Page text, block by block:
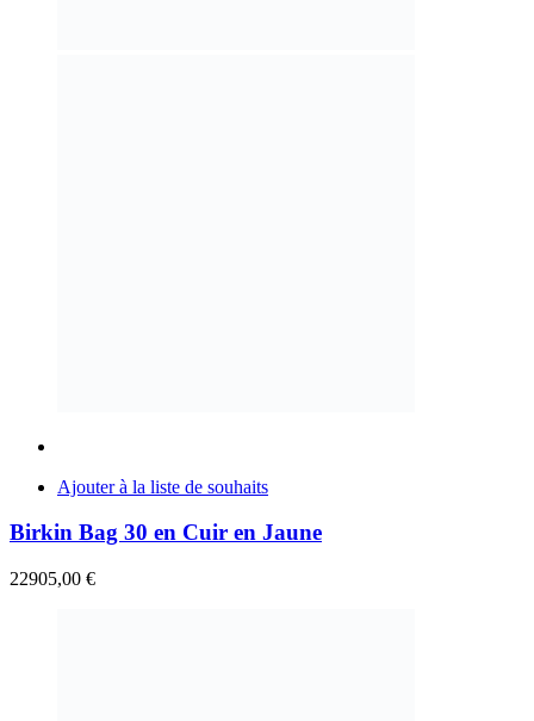
Ajouter à la liste de souhaits
Birkin Bag 30 en Cuir en Jaune
22905,00 €